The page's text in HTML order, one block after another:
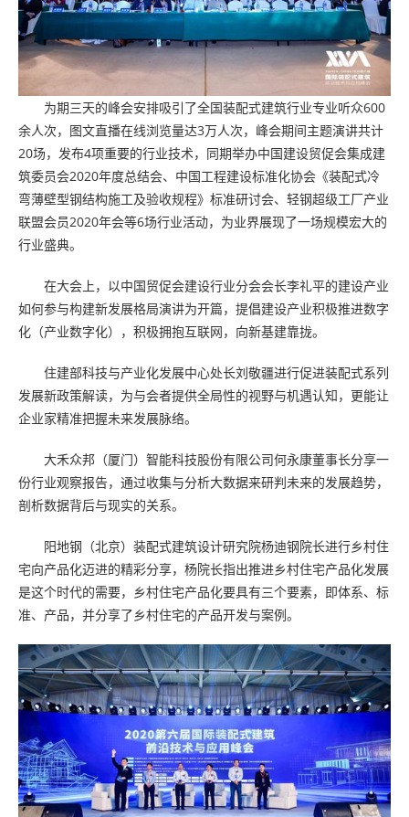
为期三天的峰会安排吸引了全国装配式建筑行业专业听众600
余人次，图文直播在线浏览量达3万人次，峰会期间主题演讲共计
20场，发布4项重要的行业技术，同期举办中国建设贸促会集成建
筑委员会2020年度总结会、中国工程建设标准化协会《装配式冷
弯薄壁型钢结构施工及验收规程》标准研讨会、轻钢超级工厂产业
联盟会员2020年会等6场行业活动，为业界展现了一场规模宏大的
行业盛典。
在大会上，以中国贸促会建设行业分会会长李礼平的建设产业
如何参与构建新发展格局演讲为开篇，提倡建设产业积极推进数字
化（产业数字化），积极拥抱互联网，向新基建靠拢。
住建部科技与产业化发展中心处长刘敬疆进行促进装配式系列
发展新政策解读，为与会者提供全局性的视野与机遇认知，更能让
企业家精准把握未来发展脉络。
大禾众邦（厦门）智能科技股份有限公司何永康董事长分享一
份行业观察报告，通过收集与分析大数据来研判未来的发展趋势，
剖析数据背后与现实的关系。
阳地钢（北京）装配式建筑设计研究院杨迪钢院长进行乡村住
宅向产品化迈进的精彩分享，杨院长指出推进乡村住宅产品化发展
是这个时代的需要，乡村住宅产品化要具有三个要素，即体系、标
准、产品，并分享了乡村住宅的产品开发与案例。